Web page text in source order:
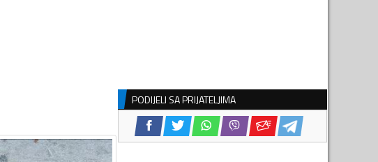
PODIJELI SA PRIJATELJIMA